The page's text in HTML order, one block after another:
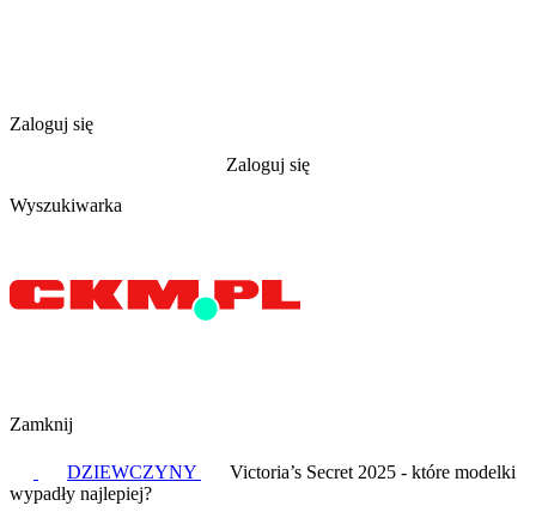
Zaloguj się
Zaloguj się
Wyszukiwarka
Zamknij
DZIEWCZYNY
Victoria’s Secret 2025 - które modelki
wypadły najlepiej?